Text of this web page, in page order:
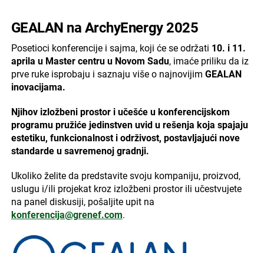
GEALAN na ArchyEnergy 2025
Posetioci konferencije i sajma, koji će se održati 10. i 11.
aprila u Master centru u Novom Sadu, imaće priliku da iz
prve ruke isprobaju i saznaju više o najnovijim GEALAN
inovacijama.
Njihov izložbeni prostor i učešće u konferencijskom
programu pružiće jedinstven uvid u rešenja koja spajaju
estetiku, funkcionalnost i održivost, postavljajući nove
standarde u savremenoj gradnji.
Ukoliko želite da predstavite svoju kompaniju, proizvod,
uslugu i/ili projekat kroz izložbeni prostor ili učestvujete
na panel diskusiji, pošaljite upit na
konferencija@grenef.com.